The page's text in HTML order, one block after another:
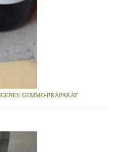
GEMMO-PRÄPARAT